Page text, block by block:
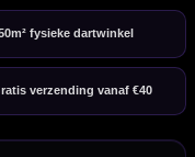
fysieke dartwinkel
verzending vanaf €40